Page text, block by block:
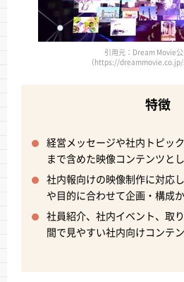
引用元：Dream Movie
（https://dreammovie.co.jp/
特徴
経営メッセージや社内トピッ
まで含めた映像コンテンツと
社内報向けの映像制作に対応
や目的に合わせて企画・構成
社員紹介、社内イベント、取
間で見やすい社内向けコンテ